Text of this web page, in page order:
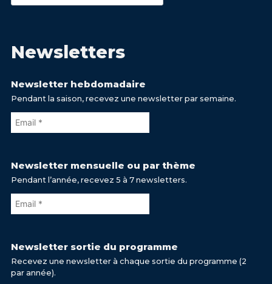
Newsletters
Newsletter hebdomadaire
Pendant la saison, recevez une newsletter par semaine.
Newsletter mensuelle ou par thème
Pendant l’année, recevez 5 à 7 newsletters.
Newsletter sortie du programme
Recevez une newsletter à chaque sortie du programme (2
par année).